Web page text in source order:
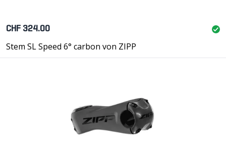
CHF 324.00
Stem SL Speed 6° carbon von ZIPP